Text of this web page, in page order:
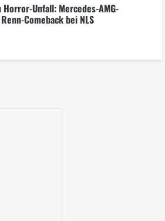
Horror-Unfall: Mercedes-AMG-
Comeback bei NLS